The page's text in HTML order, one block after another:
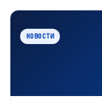
НОВОСТИ